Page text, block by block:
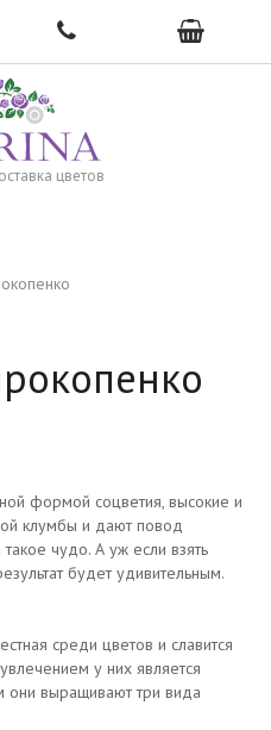
цветов
→
формой соцветия, высокие и
клумбы и дают повод
чудо. А уж если взять
будет удивительным.
среди цветов и славится
у них является
они выращивают три вида